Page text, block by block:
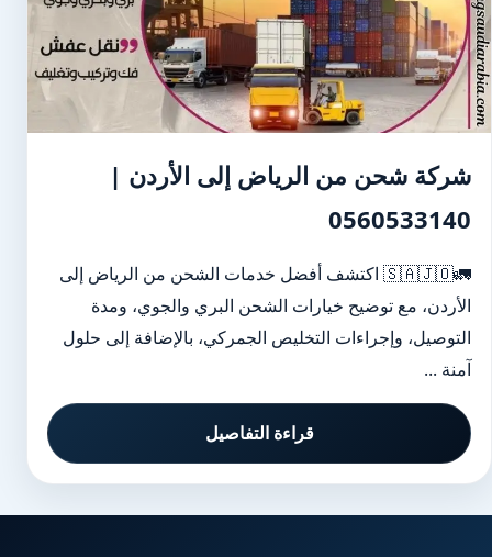
شركة شحن من الرياض إلى الأردن |
0560533140
🚛🇸🇦🇯🇴 اكتشف أفضل خدمات الشحن من الرياض إلى
الأردن، مع توضيح خيارات الشحن البري والجوي، ومدة
التوصيل، وإجراءات التخليص الجمركي، بالإضافة إلى حلول
آمنة ...
قراءة التفاصيل